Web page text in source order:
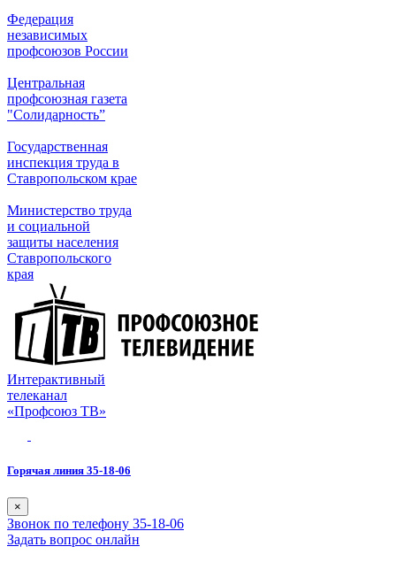
Федерация
независимых
профсоюзов России
Центральная
профсоюзная газета
"Солидарность”
Государственная
инспекция труда в
Ставропольском крае
Министерство труда
и социальной
защиты населения
Ставропольского
края
Интерактивный
телеканал
«Профсоюз ТВ»
Горячая линия 35-18-06
×
Звонок по телефону 35-18-06
Задать вопрос онлайн